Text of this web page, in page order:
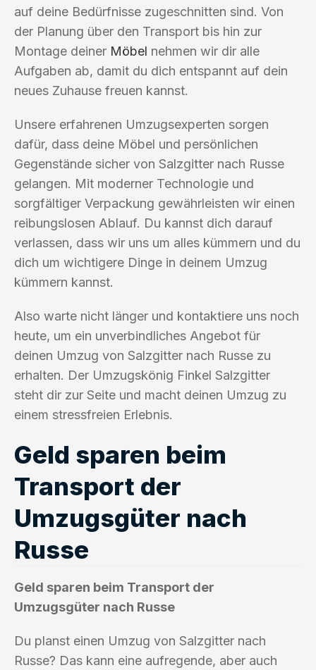
auf deine Bedürfnisse zugeschnitten sind. Von
der Planung über den Transport bis hin zur
Montage deiner Möbel nehmen wir dir alle
Aufgaben ab, damit du dich entspannt auf dein
neues Zuhause freuen kannst.
Unsere erfahrenen Umzugsexperten sorgen
dafür, dass deine Möbel und persönlichen
Gegenstände sicher von Salzgitter nach Russe
gelangen. Mit moderner Technologie und
sorgfältiger Verpackung gewährleisten wir einen
reibungslosen Ablauf. Du kannst dich darauf
verlassen, dass wir uns um alles kümmern und du
dich um wichtigere Dinge in deinem Umzug
kümmern kannst.
Also warte nicht länger und kontaktiere uns noch
heute, um ein unverbindliches Angebot für
deinen Umzug von Salzgitter nach Russe zu
erhalten. Der Umzugskönig Finkel Salzgitter
steht dir zur Seite und macht deinen Umzug zu
einem stressfreien Erlebnis.
Geld sparen beim
Transport der
Umzugsgüter nach
Russe
Geld sparen beim Transport der
Umzugsgüter nach Russe
Du planst einen Umzug von Salzgitter nach
Russe? Das kann eine aufregende, aber auch